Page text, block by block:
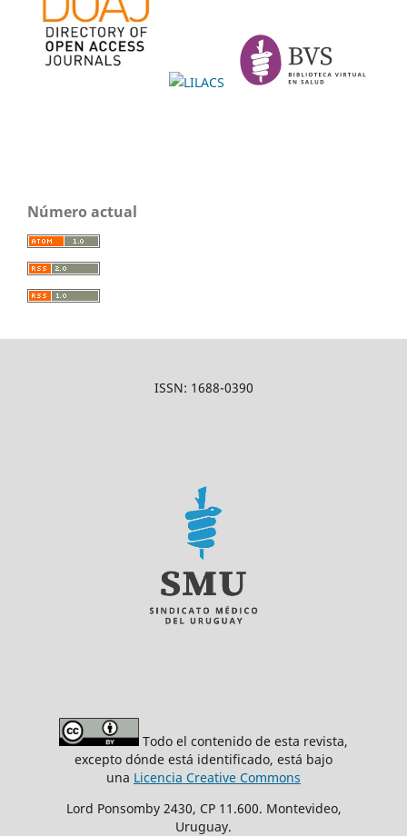
Número actual
ISSN: 1688-0390
Todo el contenido de esta revista,
excepto dónde está identificado, está bajo
una Licencia Creative Commons
Lord Ponsomby 2430, CP 11.600. Montevideo,
Uruguay.